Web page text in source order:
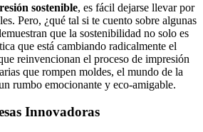
sostenible, es fácil dejarse llevar por
Pero, ¿qué tal si te cuento sobre algunas
que la sostenibilidad no solo es
que está cambiando radicalmente el
reinvencionan el proceso de impresión
que rompen moldes, el mundo de la
rumbo emocionante y eco-amigable.
Innovadoras